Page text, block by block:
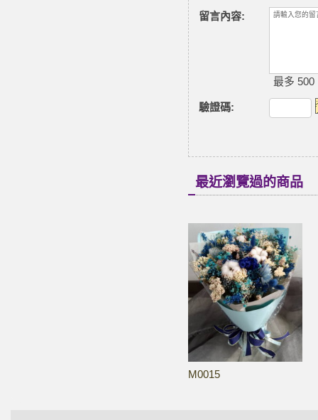
留言內容:
最多 500
驗證碼:
最近瀏覽過的商品
M0015